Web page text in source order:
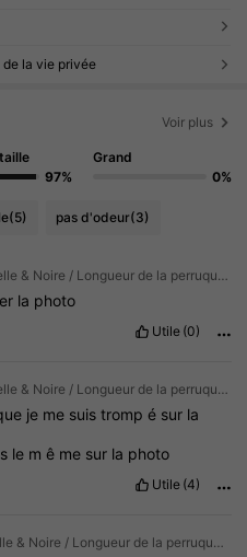
de la vie privée
Voir plus
97%
Grand
0%
(5) pas d'odeur(3)
la photo
Utile (0)
je me suis tromp é sur la
le mê me sur la photo
Utile (4)